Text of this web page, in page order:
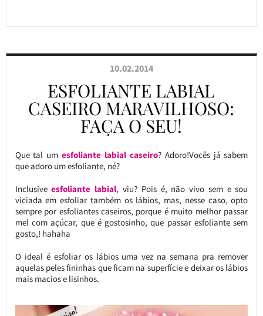
10.02.2014
ESFOLIANTE LABIAL
CASEIRO MARAVILHOSO:
FAÇA O SEU!
Que tal umesfoliante labial caseiro? Adoro!Vocês já sabem
que adoro um esfoliante, né?
Inclusiveesfoliante labial, viu? Pois é, não vivo sem e sou
viciada em esfoliar também os lábios, mas, nesse caso, opto
sempre por esfoliantes caseiros, porque é muito melhor passar
mel com açúcar, que é gostosinho, que passar esfoliante sem
gosto,! hahaha
O ideal é esfoliar os lábios uma vez na semana pra remover
aquelas peles fininhas que ficam na superfície e deixar os lábios
mais macios e lisinhos.